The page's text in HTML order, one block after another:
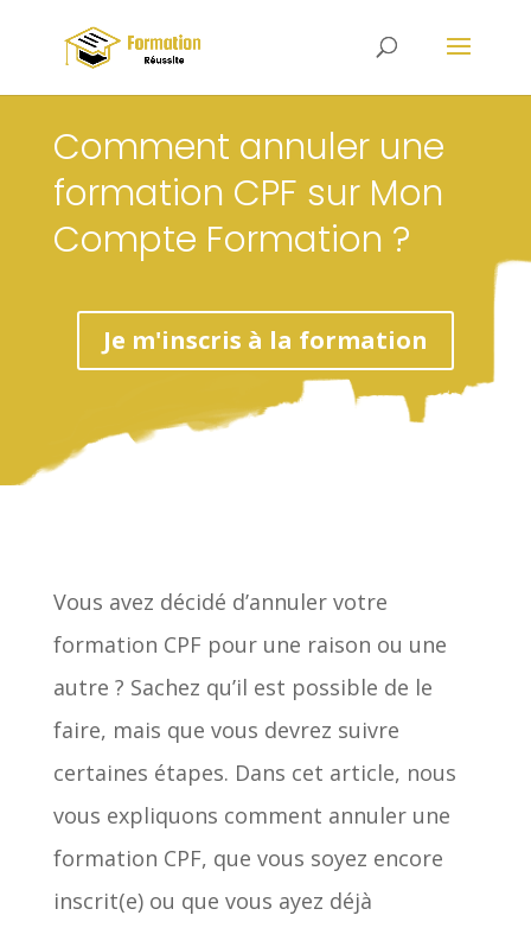
Comment annuler une
formation CPF sur Mon
Compte Formation ?
Je m'inscris à la formation
Vous avez décidé d’annuler votre
formation CPF pour une raison ou une
autre ? Sachez qu’il est possible de le
faire, mais que vous devrez suivre
certaines étapes. Dans cet article, nous
vous expliquons comment annuler une
formation CPF, que vous soyez encore
inscrit(e) ou que vous ayez déjà